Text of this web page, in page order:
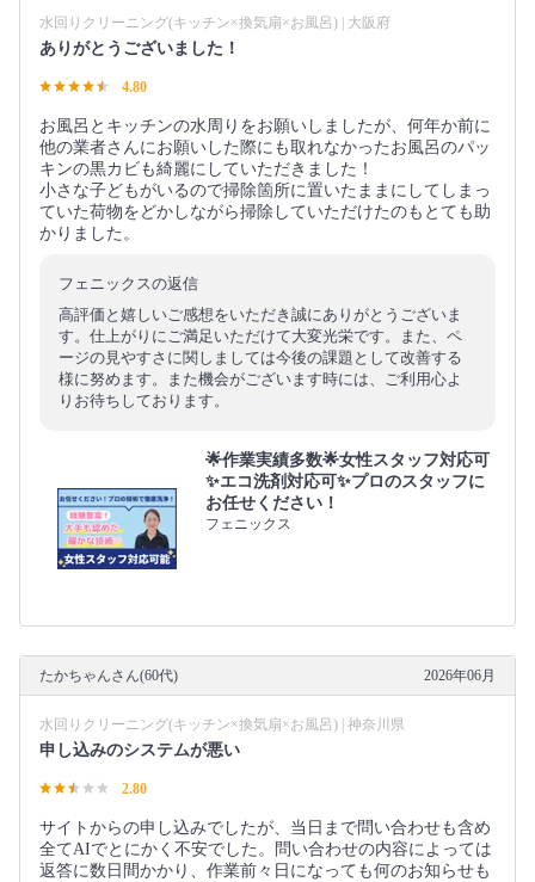
水回りクリーニング(キッチン×換気扇×お風呂) | 大阪府
ありがとうございました！
4.80
お風呂とキッチンの水周りをお願いしましたが、何年か前に
他の業者さんにお願いした際にも取れなかったお風呂のパッ
キンの黒カビも綺麗にしていただきました！
小さな子どもがいるので掃除箇所に置いたままにしてしまっ
ていた荷物をどかしながら掃除していただけたのもとても助
かりました。
フェニックスの返信
高評価と嬉しいご感想をいただき誠にありがとうございま
す。仕上がりにご満足いただけて大変光栄です。また、ペ
ージの見やすさに関しましては今後の課題として改善する
様に努めます。また機会がございます時には、ご利用心よ
りお待ちしております。
🌟作業実績多数🌟女性スタッフ対応可
✨エコ洗剤対応可✨プロのスタッフに
お任せください！
フェニックス
たかちゃんさん(60代) 2026年06月
水回りクリーニング(キッチン×換気扇×お風呂) | 神奈川県
申し込みのシステムが悪い
2.80
サイトからの申し込みでしたが、当日まで問い合わせも含め
全てAIでとにかく不安でした。問い合わせの内容によっては
返答に数日間かかり、作業前々日になっても何のお知らせも